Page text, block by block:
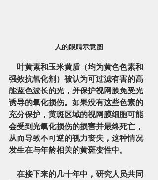
人的眼睛示意图
强效抗氧化剂）被认为可过滤有害的高
能蓝色波长的光，并保护视网膜免受光
诱导的氧化损伤。如果没有这些色素的
充分保护，黄斑区域的视网膜细胞可能
会受到光氧化损伤的损害并最终死亡，
从而导致不可逆的视力丧失，这种情况
发生在与年龄相关的黄斑变性中。